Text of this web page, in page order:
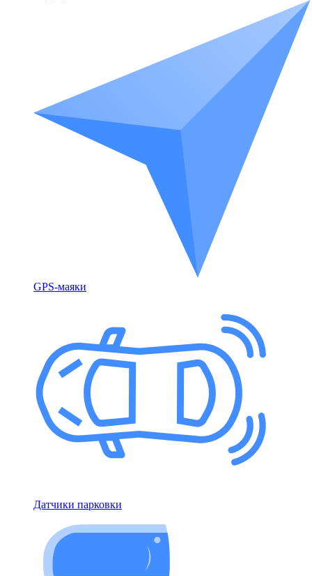
GPS-маяки
Датчики парковки